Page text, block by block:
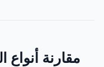
مقارنة أنواع